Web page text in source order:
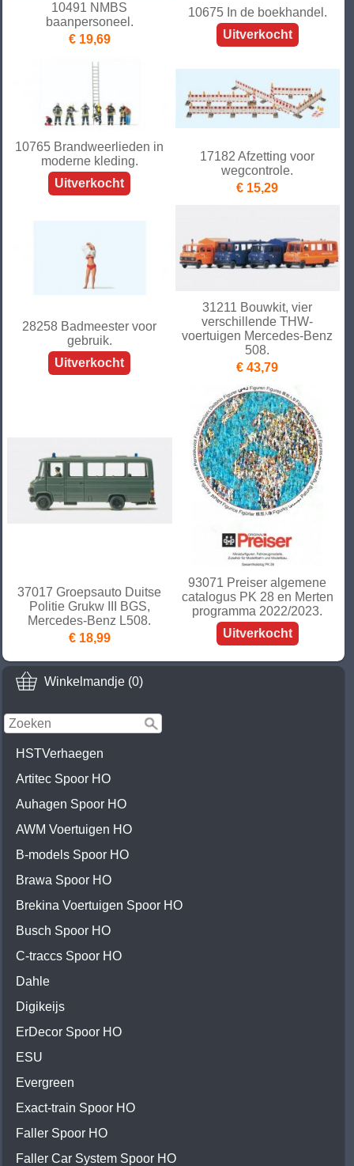
Winkelmandje (0)
HSTVerhaegen
Artitec Spoor HO
Auhagen Spoor HO
AWM Voertuigen HO
B-models Spoor HO
Brawa Spoor HO
Brekina Voertuigen Spoor HO
Busch Spoor HO
C-traccs Spoor HO
Dahle
Digikeijs
ErDecor Spoor HO
ESU
Evergreen
Exact-train Spoor HO
Faller Spoor HO
Faller Car System Spoor HO
10491 NMBS
baanpersoneel.
€ 19,69
10675 In de boekhandel.
Uitverkocht
10765 Brandweerlieden in
moderne kleding.
Uitverkocht
17182 Afzetting voor
wegcontrole.
€ 15,29
28258 Badmeester voor
gebruik.
Uitverkocht
31211 Bouwkit, vier
verschillende THW-
voertuigen Mercedes-Benz
508.
€ 43,79
37017 Groepsauto Duitse
Politie Grukw III BGS,
Mercedes-Benz L508.
€ 18,99
93071 Preiser algemene
catalogus PK 28 en Merten
programma 2022/2023.
Uitverkocht